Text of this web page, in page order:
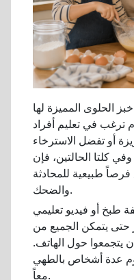
الحلوى المميزة لها
ترغب في تعليم أفراد
أو تفضل الاسترخاء
كلتا الحالتين، فإن
طبيعية للمحادثة
والضحك.
طبخ أو فيديو تعليمي
حتى يتمكن الجميع من
يتجمعوا حول الهاتف.
عدة أشخاص بالطهي
معاً.